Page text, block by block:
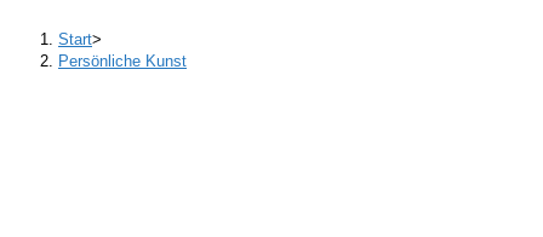
Start>
Persönliche Kunst